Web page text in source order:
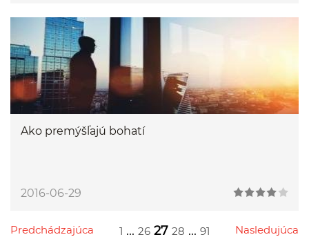
Ako premýšľajú bohatí
2016-06-29
Predchádzajúca 1 ... 26 27 28 ... 91 Nasledujúca